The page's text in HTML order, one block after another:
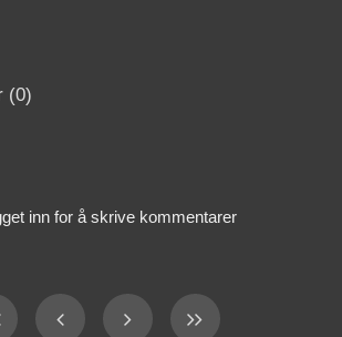
(0)
inn for å skrive kommentarer